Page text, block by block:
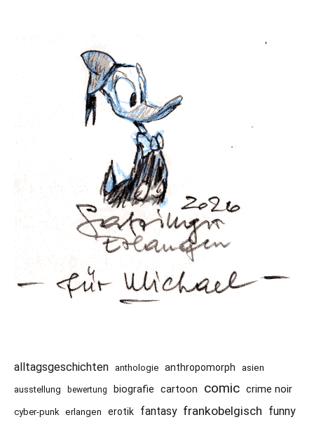
alltagsgeschichten anthologie anthropomorph asien
ausstellung bewertung biografie cartoon comic crime noir
cyber-punk erlangen erotik fantasy frankobelgisch funny